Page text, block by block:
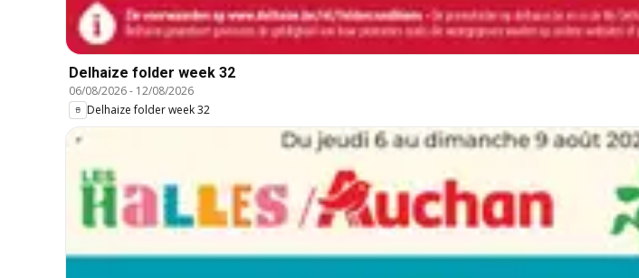
Delhaize folder week 32
06/08/2026- 12/08/2026
Delhaize folder week 32